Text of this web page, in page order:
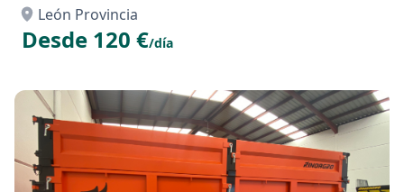
León Provincia
Desde 120 €/día